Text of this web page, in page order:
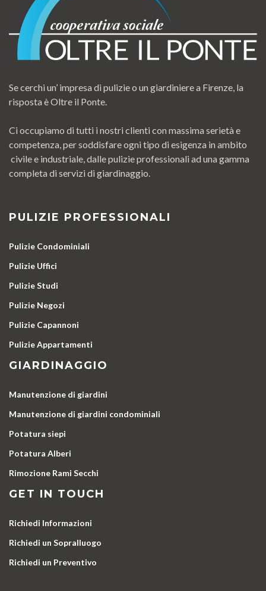
Se cerchi un’ impresa di pulizie o un giardiniere a Firenze, la
risposta è Oltre il Ponte.
Ci occupiamo di tutti i nostri clienti con massima serietà e
competenza, per soddisfare ogni tipo di esigenza in ambito
civile e industriale, dalle pulizie professionali ad una gamma
completa di servizi di giardinaggio.
PULIZIE PROFESSIONALI
Pulizie Condominiali
Pulizie Uffici
Pulizie Studi
Pulizie Negozi
Pulizie Capannoni
Pulizie Appartamenti
GIARDINAGGIO
Manutenzione di giardini
Manutenzione di giardini condominiali
Potatura siepi
Potatura Alberi
Rimozione Rami Secchi
GET IN TOUCH
Richiedi Informazioni
Richiedi un Sopralluogo
Richiedi un Preventivo